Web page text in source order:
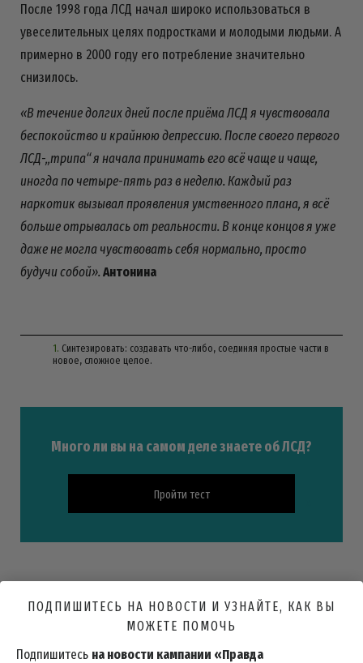
После 1998 года ЛСД начал широко использоваться в
увеселительных целях подростками и молодыми людьми. А
примерно в 2000 году его потребление значительно
снизилось.
«В течение долгих дней после приёма ЛСД я чувствовала
беспокойство и крайнюю депрессию. После своего первого
ЛСД-„трипа“ я начала принимать его всё чаще и чаще,
иногда по четыре-пять раз в неделю. Каждый раз
наркотик вызывал проявления умственного плана, я всё
больше отрывалась от реальности. В конце концов я уже
даже не могла чувствовать себя нормально, просто
будучи собой». Антонина
1. Синтезировать: создавать что-либо, соединяя простые части в
новое, сложное целое.
Много ли вы на самом деле знаете об ЛСД?
Пройти тест
ПОДПИШИТЕСЬ НА НОВОСТИ И УЗНАЙТЕ, КАК ВЫ
МОЖЕТЕ ПОМОЧЬ
Подпишитесь на новости кампании «Правда